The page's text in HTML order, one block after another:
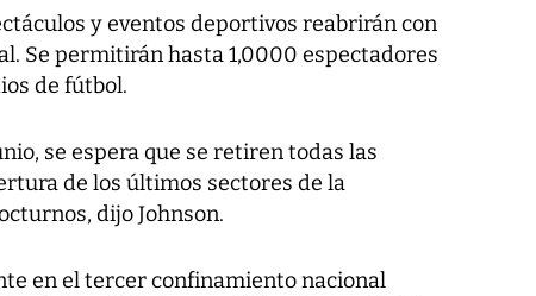
y eventos deportivos reabrirán con
Se permitirán hasta 1,0000 espectadores
de fútbol.
se espera que se retiren todas las
de los últimos sectores de la
dijo Johnson.
en el tercer confinamiento nacional